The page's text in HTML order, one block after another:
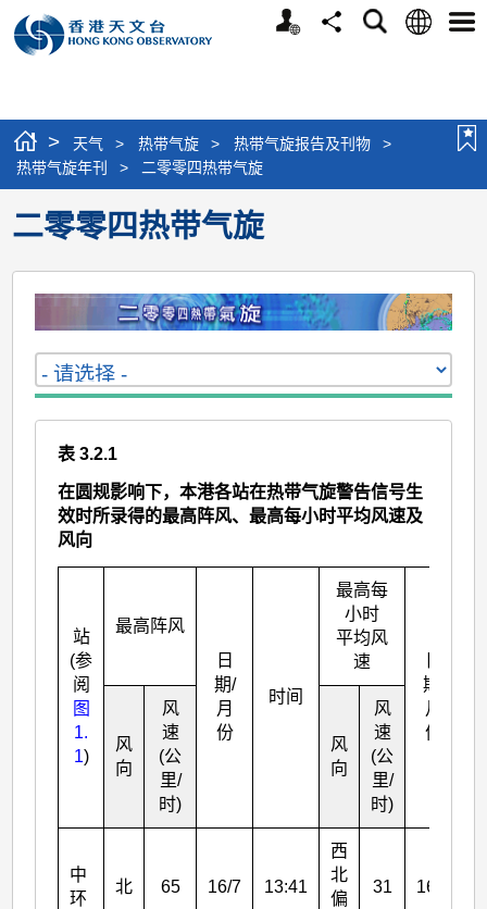
个
分
搜
语
选
> 天气 > 热带气旋 > 热带气旋报告及刊物
>
热带气旋年刊
> 二零零四热带气旋
二零零四热带气旋
表 3.2.1
在圆规影响下，本港各站在热带气旋警告信号生
效时所录得的最高阵风、最高每小时平均风速及
风向
站
(参
阅
图
1.
1)
最高阵风
日
期/
月
份
时间
最高每
小时
平均风
速
期/
月
份
风
向
风
速
(公
里/
时)
风
向
风
速
(公
里/
时)
中
环
北 65 16/7 13:41
西
北
偏
31 16/7